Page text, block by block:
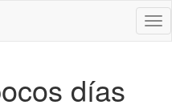
días